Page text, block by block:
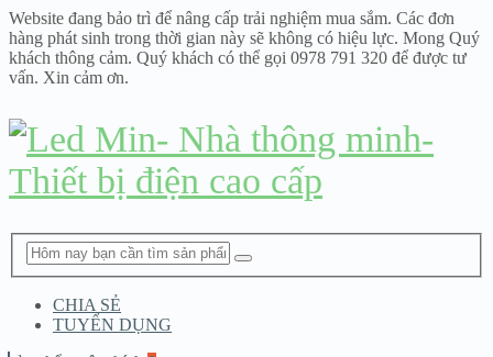
Website đang bảo trì để nâng cấp trải nghiệm mua sắm. Các đơn
hàng phát sinh trong thời gian này sẽ không có hiệu lực. Mong Quý
khách thông cảm. Quý khách có thể gọi 0978 791 320 để được tư
vấn. Xin cảm ơn.
CHIA SẺ
TUYỂN DỤNG